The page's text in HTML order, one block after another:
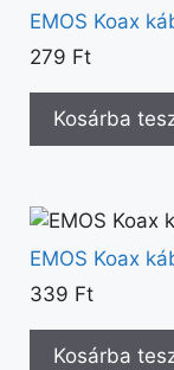
EMOS Koax
279 Ft
Kosárba
EMOS Koax
339 Ft
Kosárba